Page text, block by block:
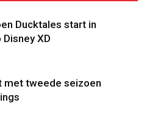
Ducktales start in
XD
met tweede seizoen